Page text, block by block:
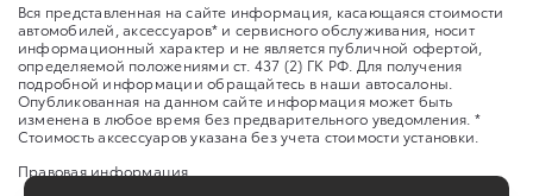
Вся представленная на сайте информация, касающаяся стоимости
автомобилей, аксессуаров* и сервисного обслуживания, носит
информационный характер и не является публичной офертой,
определяемой положениями ст. 437 (2) ГК РФ. Для получения
подробной информации обращайтесь в наши автосалоны.
Опубликованная на данном сайте информация может быть
изменена в любое время без предварительного уведомления. *
Стоимость аксессуаров указана без учета стоимости установки.
Правовая информация